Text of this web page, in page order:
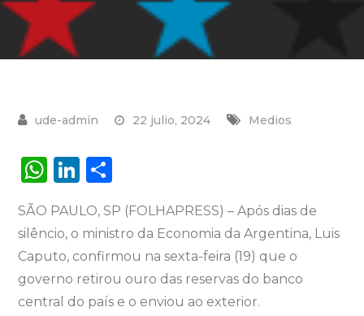
22 julio, 2024 Medios
W
a
ts
A
p
Li
k
e
dI
n
ar
e
SÃO PAULO, SP (FOLHAPRESS) – Após dias de
silêncio, o ministro da Economia da Argentina, Luis
Caputo, confirmou na sexta-feira (19) que o
governo retirou ouro das reservas do banco
central do país e o enviou ao exterior.